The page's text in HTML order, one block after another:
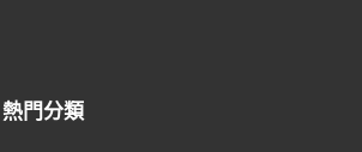
熱門分類